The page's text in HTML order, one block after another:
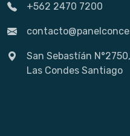
+562 2470 7200
San Sebastíán
Las Condes Santiago